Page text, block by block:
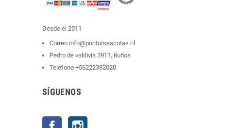
Desde el 2011
Correo info@puntomascotas.cl
Pedro de valdivia 3911, ñuñoa
Telefono +56222382020
SÍGUENOS
Facebook